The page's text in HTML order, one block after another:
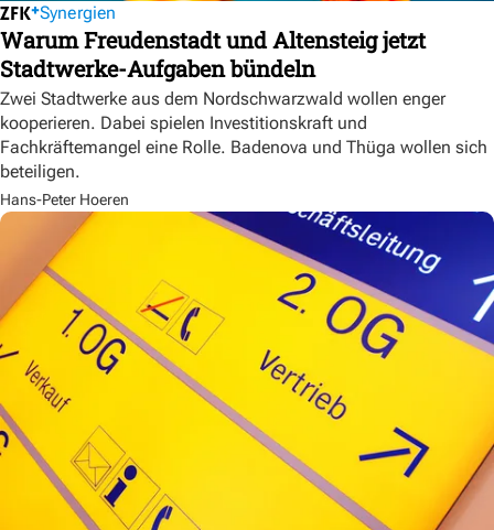
Synergien
Warum Freudenstadt und Altensteig jetzt
Stadtwerke-Aufgaben bündeln
Zwei Stadtwerke aus dem Nordschwarzwald wollen enger
kooperieren. Dabei spielen Investitionskraft und
Fachkräftemangel eine Rolle. Badenova und Thüga wollen sich
beteiligen.
Hans-Peter Hoeren